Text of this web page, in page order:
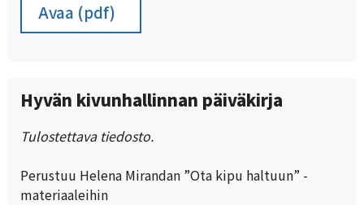
Avaa (pdf)
Hyvän kivunhallinnan päiväkirja
Tulostettava tiedosto.
Perustuu Helena Mirandan ”Ota kipu haltuun” -
materiaaleihin